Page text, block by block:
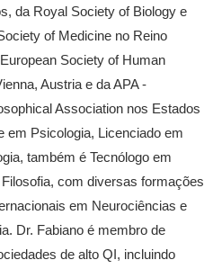
da Royal Society of Biology e
of Medicine no Reino
Society of Human
Austria e da APA -
Association nos Estados
em Psicologia, Licenciado em
também é Tecnólogo em
com diversas formações
em Neurociências e
Dr. Fabiano é membro de
de alto QI, incluindo